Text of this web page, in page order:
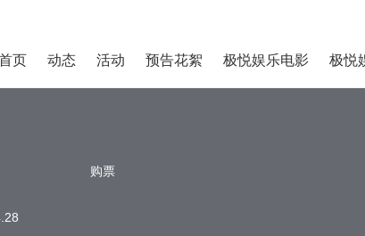
页 动态 活动 预告花絮 极悦娱乐电影 极悦
购票